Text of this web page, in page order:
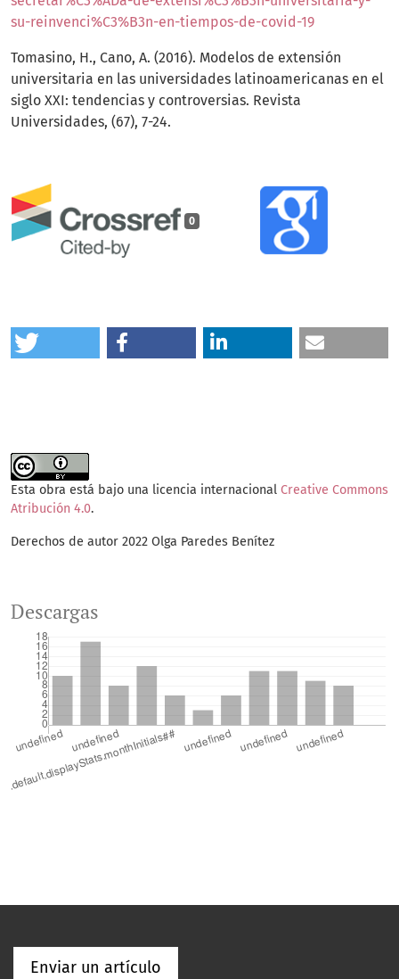
0
su-reinvenci%C3%B3n-en-tiempos-de-covid-19
Tomasino, H., Cano, A. (2016). Modelos de extensión
universitaria en las universidades latinoamericanas en el
siglo XXI: tendencias y controversias. Revista
Universidades, (67), 7-24.
Esta obra está bajo una licencia internacional Creative Commons
Atribución 4.0.
Derechos de autor 2022 Olga Paredes Benítez
Descargas
Enviar un artículo